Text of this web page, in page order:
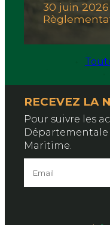
30 juin 2026
RECEVEZ LA
Pour suivre les
Départementale
Maritime.